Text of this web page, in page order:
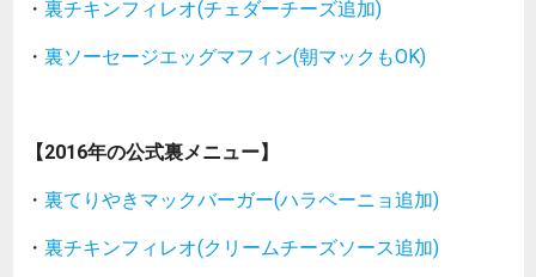
・ 裏チキンフィレオ(チェダーチーズ追加)
・ 裏ソーセージエッグマフィン(朝マックもOK)
【2016年の公式裏メニュー】
・ 裏てりやきマックバーガー(ハラペーニョ追加)
・ 裏チキンフィレオ(クリームチーズソース追加)